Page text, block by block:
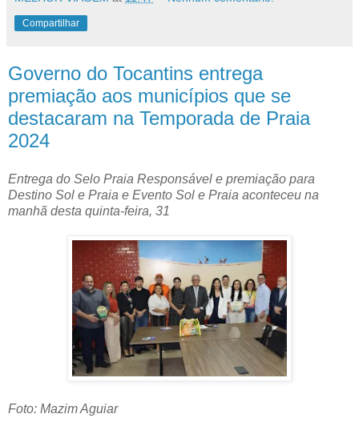
Compartilhar
Governo do Tocantins entrega
premiação aos municípios que se
destacaram na Temporada de Praia
2024
Entrega do Selo Praia Responsável e premiação para
Destino Sol e Praia e Evento Sol e Praia aconteceu na
manhã desta quinta-feira, 31
Foto: Mazim Aguiar